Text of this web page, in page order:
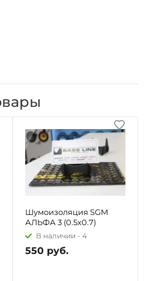
Шумоизоляция SGM
АЛЬФА 3 (0.5x0.7)
В наличии - 4
550 руб.